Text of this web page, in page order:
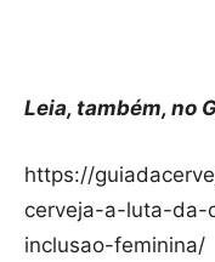
Leia, também, no
https://
cerveja-a-luta-da-
inclusao-feminina/